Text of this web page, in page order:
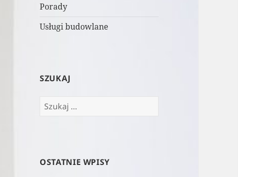
Porady
Usługi budowlane
SZUKAJ
Szukaj:
OSTATNIE WPISY